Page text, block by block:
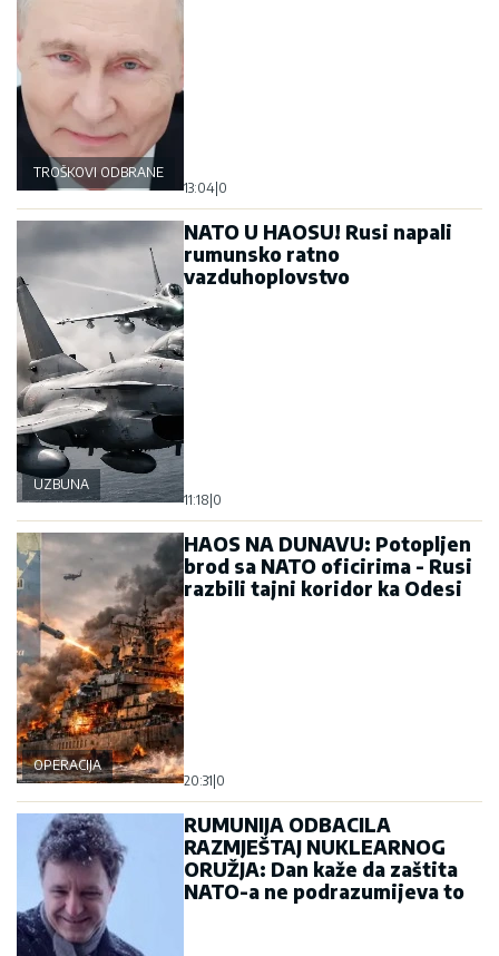
TROŠKOVI ODBRANE
13:04 0
UZBUNA
NATO U HAOSU! Rusi napali
rumunsko ratno
vazduhoplovstvo
11:18 0
OPERACIJA
HAOS NA DUNAVU: Potopljen
brod sa NATO oficirima - Rusi
razbili tajni koridor ka Odesi
20:31 0
RUMUNIJA ODBACILA
RAZMJEŠTAJ NUKLEARNOG
ORUŽJA: Dan kaže da zaštita
NATO-a ne podrazumijeva to